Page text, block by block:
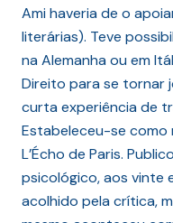
Ami haveria de o
literárias). Teve
na Alemanha ou em
Direito para se tornar
curta experiência de
Estabeleceu-se
L’Écho de Paris.
psicológico, aos vinte
acolhido pela crítica,